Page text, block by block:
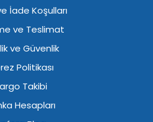
İade Koşulları
ve Teslimat
ve Güvenlik
Politikası
Takibi
Hesapları